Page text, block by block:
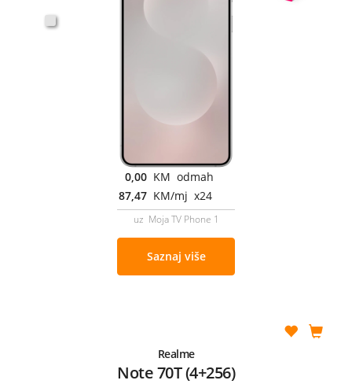
0,00 KM odmah
87,47 KM/mj x24
uz Moja TV Phone 1
Saznaj više
Realme
Note 70T (4+256)